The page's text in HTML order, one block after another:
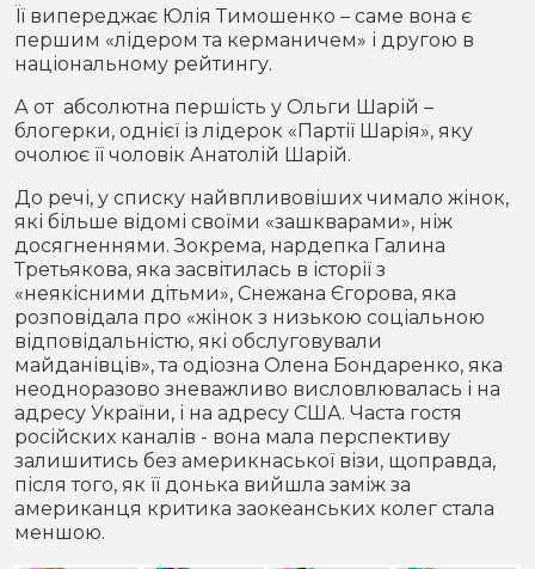
Її випереджає Юлія Тимошенко – саме вона є
першим «лідером та керманичем» і другою в
національному рейтингу.
А от абсолютна першість у Ольги Шарій –
блогерки, однієї із лідерок «Партії Шарія», яку
очолює її чоловік Анатолій Шарій.
До речі, у списку найвпливовіших чимало жінок,
які більше відомі своїми «зашкварами», ніж
досягненнями. Зокрема, нардепка Галина
Третьякова, яка засвітилась в історії з
«неякісними дітьми», Снежана Єгорова, яка
розповідала про «жінок з низькою соціальною
відповідальністю, які обслуговували
майданівців», та одіозна Олена Бондаренко, яка
неодноразово зневажливо висловлювалась і на
адресу України, і на адресу США. Часта гостя
російских каналів - вона мала перспективу
залишитись без америкнаської візи, щоправда,
після того, як її донька вийшла заміж за
американця критика заокеанських колег стала
меншою.